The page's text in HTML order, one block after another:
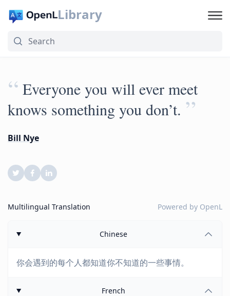
Library
“ Everyone you will ever meet
knows something you don’t. ”
Bill Nye
Multilingual Translation Powered by OpenL
Chinese
你会遇到的每个人都知道你不知道的一些事情。
French